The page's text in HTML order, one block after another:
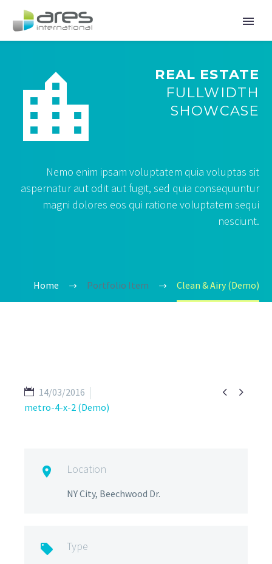


REAL ESTATE
FULLWIDTH
SHOWCASE
Nemo enim ipsam voluptatem quia voluptas sit
aspernatur aut odit aut fugit, sed quia consequuntur
magni dolores eos qui ratione voluptatem sequi
nesciunt.
Home Portfolio Item Clean & Airy (Demo)
 
14/03/2016
metro-4-x-2 (Demo)
 Location
NY City, Beechwood Dr.
 Type